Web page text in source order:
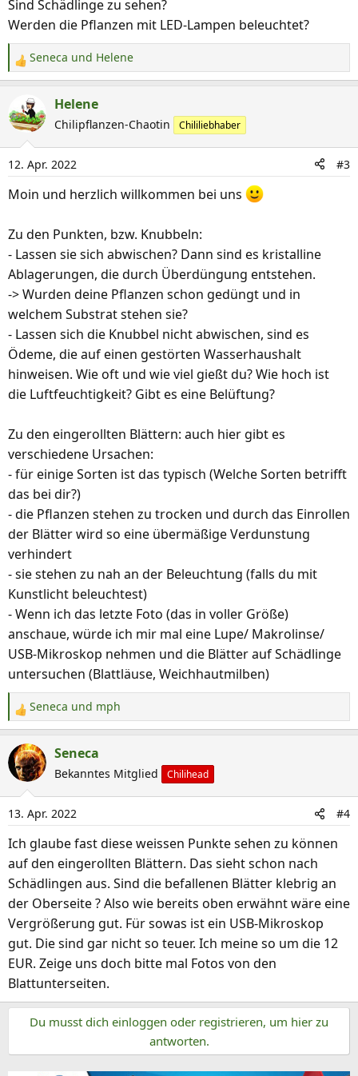
Sind Schädlinge zu sehen?
Werden die Pflanzen mit LED-Lampen beleuchtet?
R
e
k
i
o
n
:
Seneca und Helene
Helene
Chilipflanzen-Chaotin Chililiebhaber
12. Apr. 2022 #3
Moin und herzlich willkommen bei uns
Zu den Punkten, bzw. Knubbeln:
- Lassen sie sich abwischen? Dann sind es kristalline
Ablagerungen, die durch Überdüngung entstehen.
-> Wurden deine Pflanzen schon gedüngt und in
welchem Substrat stehen sie?
- Lassen sich die Knubbel nicht abwischen, sind es
Ödeme, die auf einen gestörten Wasserhaushalt
hinweisen. Wie oft und wie viel gießt du? Wie hoch ist
die Luftfeuchtigkeit? Gibt es eine Belüftung?
Zu den eingerollten Blättern: auch hier gibt es
verschiedene Ursachen:
- für einige Sorten ist das typisch (Welche Sorten betrifft
das bei dir?)
- die Pflanzen stehen zu trocken und durch das Einrollen
der Blätter wird so eine übermäßige Verdunstung
verhindert
- sie stehen zu nah an der Beleuchtung (falls du mit
Kunstlicht beleuchtest)
- Wenn ich das letzte Foto (das in voller Größe)
anschaue, würde ich mir mal eine Lupe/ Makrolinse/
USB-Mikroskop nehmen und die Blätter auf Schädlinge
untersuchen (Blattläuse, Weichhautmilben)
R
e
a
k
t
i
o
n
n
:
Seneca und mph
Seneca
Bekanntes Mitglied Chilihead
13. Apr. 2022 #4
Ich glaube fast diese weissen Punkte sehen zu können
auf den eingerollten Blättern. Das sieht schon nach
Schädlingen aus. Sind die befallenen Blätter klebrig an
der Oberseite ? Also wie bereits oben erwähnt wäre eine
Vergrößerung gut. Für sowas ist ein USB-Mikroskop
gut. Die sind gar nicht so teuer. Ich meine so um die 12
EUR. Zeige uns doch bitte mal Fotos von den
Blattunterseiten.
Du musst dich einloggen oder registrieren, um hier zu
antworten.